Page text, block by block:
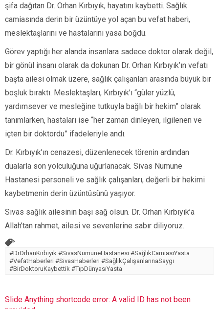
şifa dağıtan Dr. Orhan Kırbıyık, hayatını kaybetti. Sağlık
camiasında derin bir üzüntüye yol açan bu vefat haberi,
meslektaşlarını ve hastalarını yasa boğdu.
Görev yaptığı her alanda insanlara sadece doktor olarak değil,
bir gönül insanı olarak da dokunan Dr. Orhan Kırbıyık’ın vefatı
başta ailesi olmak üzere, sağlık çalışanları arasında büyük bir
boşluk bıraktı. Meslektaşları, Kırbıyık’ı “güler yüzlü,
yardımsever ve mesleğine tutkuyla bağlı bir hekim” olarak
tanımlarken, hastaları ise “her zaman dinleyen, ilgilenen ve
içten bir doktordu” ifadeleriyle andı.
Dr. Kırbıyık’ın cenazesi, düzenlenecek törenin ardından
dualarla son yolculuğuna uğurlanacak. Sivas Numune
Hastanesi personeli ve sağlık çalışanları, değerli bir hekimi
kaybetmenin derin üzüntüsünü yaşıyor.
Sivas sağlık ailesinin başı sağ olsun. Dr. Orhan Kırbıyık’a
Allah’tan rahmet, ailesi ve sevenlerine sabır diliyoruz.
#DrOrhanKırbıyık #SivasNumuneHastanesi #SağlıkCamiasıYasta
#VefatHaberleri #SivasHaberleri #SağlıkÇalışanlarınaSaygı
#BirDoktoruKaybettik #TıpDünyasıYasta
Slide Anything shortcode error: A valid ID has not been